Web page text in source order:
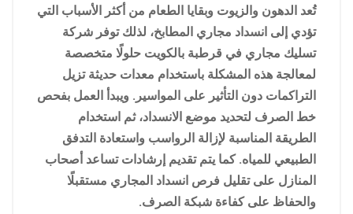
تُعد الدهون والزيوت وبقايا الطعام من أكثر الأسباب التي
تؤدي إلى انسداد مجاري المطابخ، لذلك توفر شركة
تسليك مجاري في قرطبة بالكويت حلولًا متخصصة
لمعالجة هذه المشكلة باستخدام معدات حديثة تزيل
التراكمات دون التأثير على المواسير. ويبدأ العمل بفحص
خط الصرف لتحديد موضع الانسداد، ثم استخدام
الطريقة المناسبة لإزالة الرواسب واستعادة التدفق
الطبيعي للمياه. كما يتم تقديم إرشادات تساعد أصحاب
المنازل على تقليل فرص انسداد المجاري مستقبلًا
والحفاظ على كفاءة شبكة الصرف.